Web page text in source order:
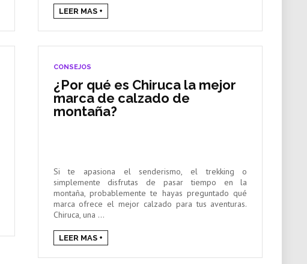
LEER MAS +
CONSEJOS
¿Por qué es Chiruca la mejor
marca de calzado de
montaña?
Si te apasiona el senderismo, el trekking o
simplemente disfrutas de pasar tiempo en la
montaña, probablemente te hayas preguntado qué
marca ofrece el mejor calzado para tus aventuras.
Chiruca, una ...
LEER MAS +